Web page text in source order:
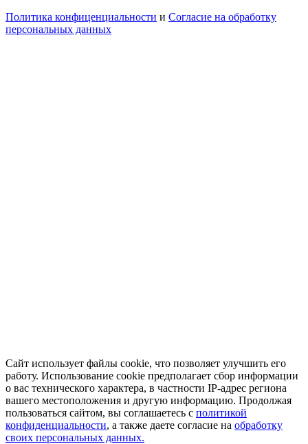
Политика конфиценциальности и Согласие на обработку
персональных данных
Сайт использует файлы cookie, что позволяет улучшить его
работу. Использование cookie предполагает сбор информации
о вас технического характера, в частности IP-адрес региона
вашего местоположения и другую информацию. Продолжая
пользоваться сайтом, вы соглашаетесь с политикой
конфиденциальности, а также даете согласие на обработку
своих персональных данных.